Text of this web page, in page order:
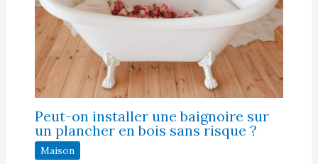
Peut-on installer une baignoire sur
un plancher en bois sans risque ?
Maison